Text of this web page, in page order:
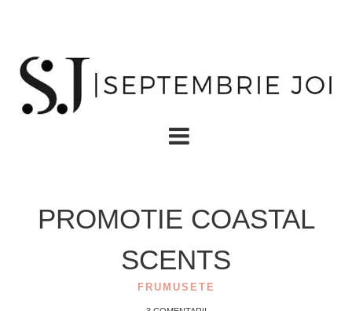
PROMOTIE COASTAL
SCENTS
FRUMUSETE